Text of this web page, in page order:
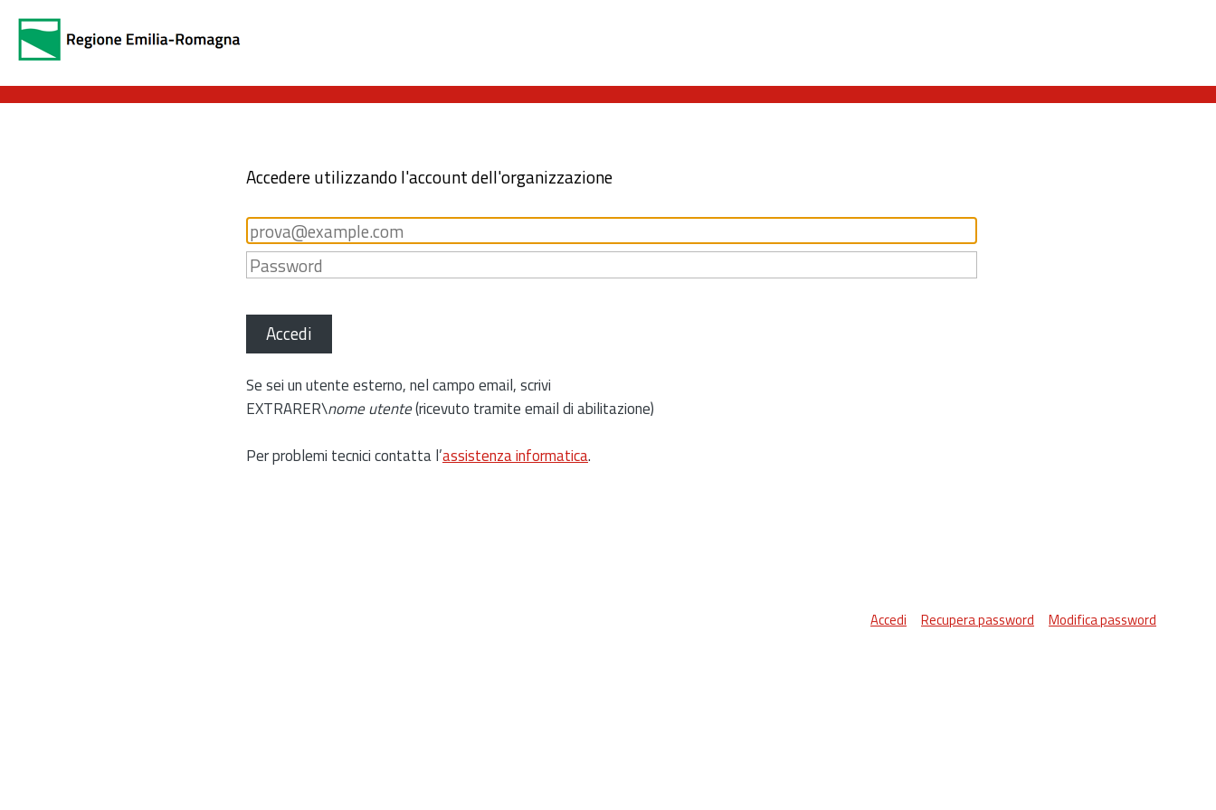
Accedere utilizzando l'account dell'organizzazione
Accedi
Se sei un utente esterno, nel campo email, scrivi
EXTRARER\nome utente(ricevuto tramite email di abilitazione)
Per problemi tecnici contatta l’assistenza informatica.
Accedi Recupera password Modifica password